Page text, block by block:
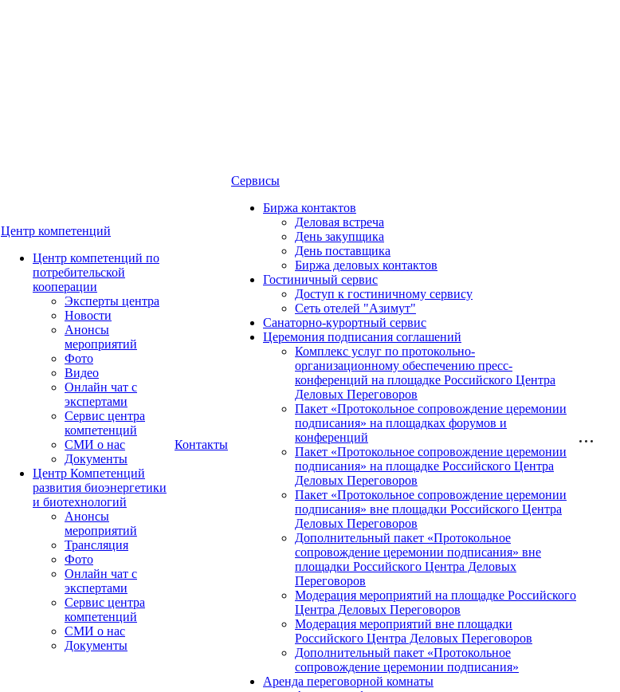
Центр компетенций
Центр компетенций по
потребительской
кооперации
Эксперты центра
Новости
Анонсы
мероприятий
Фото
Видео
Онлайн чат с
экспертами
Сервис центра
компетенций
СМИ о нас
Документы
Центр Компетенций
развития биоэнергетики
и биотехнологий
Анонсы
мероприятий
Трансляция
Фото
Онлайн чат с
экспертами
Сервис центра
компетенций
СМИ о нас
Документы
Контакты
Сервисы
Биржа контактов
Деловая встреча
День закупщика
День поставщика
Биржа деловых контактов
Гостиничный сервис
Доступ к гостиничному сервису
Сеть отелей "Азимут"
Санаторно-курортный сервис
Церемония подписания соглашений
Комплекс услуг по протокольно-
организационному обеспечению пресс-
конференций на площадке Российского Центра
Деловых Переговоров
Пакет «Протокольное сопровождение церемонии
подписания» на площадках форумов и
конференций
Пакет «Протокольное сопровождение церемонии
подписания» на площадке Российского Центра
Деловых Переговоров
Пакет «Протокольное сопровождение церемонии
подписания» вне площадки Российского Центра
Деловых Переговоров
Дополнительный пакет «Протокольное
сопровождение церемонии подписания» вне
площадки Российского Центра Деловых
Переговоров
Модерация мероприятий на площадке Российского
Центра Деловых Переговоров
Модерация мероприятий вне площадки
Российского Центра Деловых Переговоров
Дополнительный пакет «Протокольное
сопровождение церемонии подписания»
Аренда переговорной комнаты